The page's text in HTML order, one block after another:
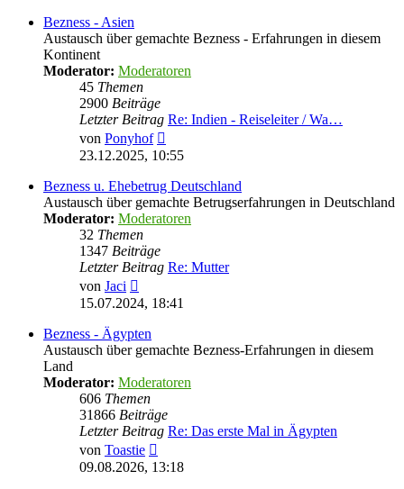
Bezness - Asien
Austausch über gemachte Bezness - Erfahrungen in diesem
Kontinent
Moderator: Moderatoren
45 Themen
2900 Beiträge
Letzter Beitrag Re: Indien - Reiseleiter / Wa…
von Ponyhof
Beitrag
23.12.2025, 10:55
Bezness u. Ehebetrug Deutschland
Austausch über gemachte Betrugserfahrungen in Deutschland
Moderator: Moderatoren
32 Themen
1347 Beiträge
Letzter Beitrag Re: Mutter
von Jaci
Beitrag
15.07.2024, 18:41
Bezness - Ägypten
Austausch über gemachte Bezness-Erfahrungen in diesem
Land
Moderator: Moderatoren
606 Themen
31866 Beiträge
Letzter Beitrag Re: Das erste Mal in Ägypten
von Toastie
Beitrag
09.08.2026, 13:18